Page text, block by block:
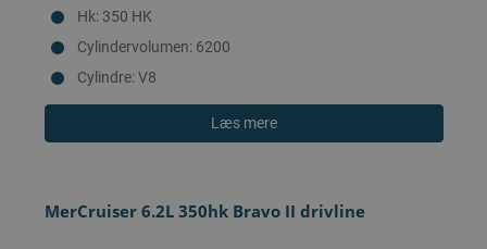
Hk: 350 HK
Cylindervolumen: 6200
Cylindre: V8
Læs mere
MerCruiser 6.2L 350hk Bravo II drivline